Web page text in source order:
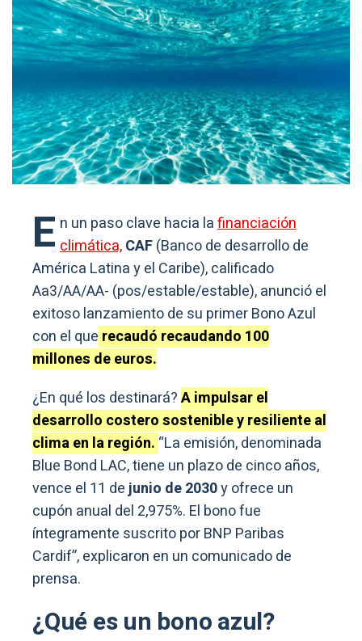
E n un paso clave hacia lafinanciación
climática,CAF(Banco de desarrollo de
América Latina y el Caribe), calificado
Aa3/AA/AA- (pos/estable/estable), anunció el
exitoso lanzamiento de su primer Bono Azul
con el que recaudó recaudando 100
millones de euros.
¿En qué los destinará?A impulsar el
desarrollo costero sostenible y resiliente al
clima en la región. “La emisión, denominada
Blue Bond LAC, tiene un plazo de cinco años,
vence el 11 dejunio de 2030y ofrece un
cupón anual del 2,975%. El bono fue
íntegramente suscrito por BNP Paribas
Cardif”, explicaron en un comunicado de
prensa.
¿Qué es un bono azul?